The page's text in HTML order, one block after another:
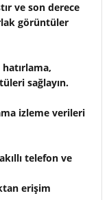
ve son derece
görüntüler
sağlayın.
izleme verileri
telefon ve
erişim